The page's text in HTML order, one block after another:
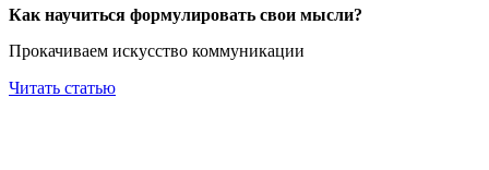
Как научиться формулировать свои мысли?
Прокачиваем искусство коммуникации
Читать статью